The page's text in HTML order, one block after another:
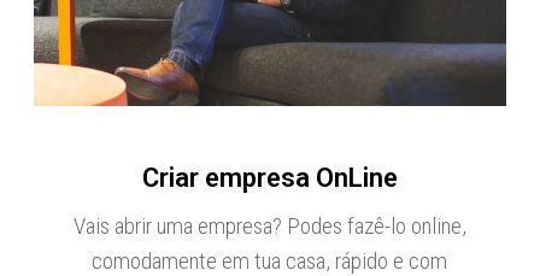
Criar empresa OnLine
Vais abrir uma empresa? Podes fazê-lo online,
comodamente em tua casa, rápido e com